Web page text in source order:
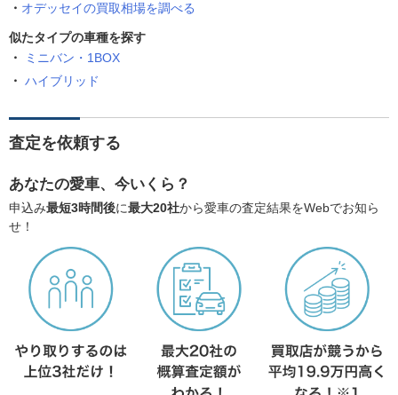
オデッセイの買取相場を調べる
似たタイプの車種を探す
ミニバン・1BOX
ハイブリッド
査定を依頼する
あなたの愛車、今いくら？
申込み最短3時間後に最大20社から愛車の査定結果をWebでお知ら
せ！